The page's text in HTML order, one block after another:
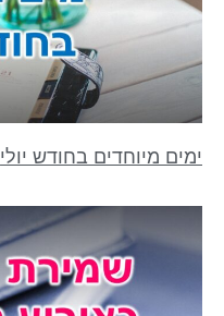
ימים מיוחדים בחודש יולי